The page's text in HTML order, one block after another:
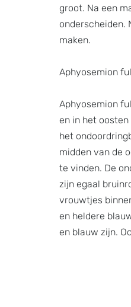
groot. Na een
onderscheiden.
maken.
Aphyosemion
Aphyosemion
en in het
het
midden van de
te vinden. De
zijn egaal
vrouwtjes
en heldere
en blauw zijn.